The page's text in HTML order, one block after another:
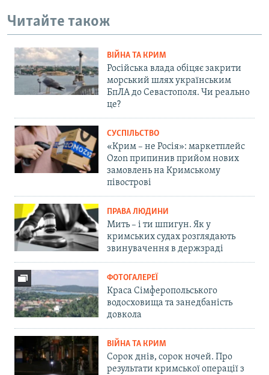
Читайте також
ВІЙНА ТА КРИМ
Російська влада обіцяє закрити
морський шлях українським
БпЛА до Севастополя. Чи реально
це?
СУСПІЛЬСТВО
«Крим – не Росія»: маркетплейс
Ozon припинив прийом нових
замовлень на Кримському
півострові
ПРАВА ЛЮДИНИ
Мить – і ти шпигун. Як у
кримських судах розглядають
звинувачення в держзраді
ФОТОГАЛЕРЕЇ
Краса Сімферопольського
водосховища та занедбаність
довкола
ВІЙНА ТА КРИМ
Сорок днів, сорок ночей. Про
результати кримської операції з